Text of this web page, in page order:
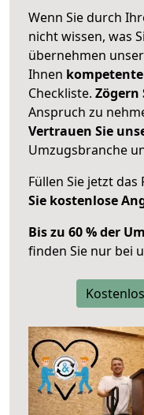
Wenn Sie durch
nicht wissen, was
übernehmen
Ihnen
Checkliste. Zögern
Anspruch zu
Vertrauen Sie
Umzugsbranche
Füllen Sie jetzt
Sie kostenlose
Bis zu 60 % der
finden Sie nur bei